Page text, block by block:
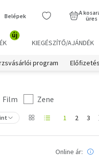
Belépek
A
üres
új
KIEGÉSZÍTŐ/AJÁNDÉK
program Előfizetés
Film
Zene
1 2 3
Online ár: